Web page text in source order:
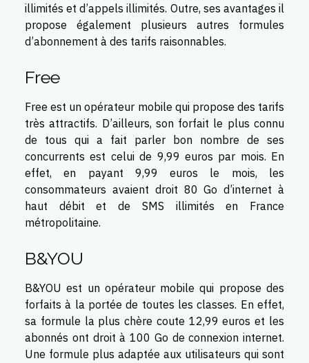
illimités et d’appels illimités. Outre, ses avantages il
propose également plusieurs autres formules
d’abonnement à des tarifs raisonnables.
Free
Free est un opérateur mobile qui propose des tarifs
très attractifs. D’ailleurs, son forfait le plus connu
de tous qui a fait parler bon nombre de ses
concurrents est celui de 9,99 euros par mois. En
effet, en payant 9,99 euros le mois, les
consommateurs avaient droit 80 Go d’internet à
haut débit et de SMS illimités en France
métropolitaine.
B&YOU
B&YOU est un opérateur mobile qui propose des
forfaits à la portée de toutes les classes. En effet,
sa formule la plus chère coute 12,99 euros et les
abonnés ont droit à 100 Go de connexion internet.
Une formule plus adaptée aux utilisateurs qui sont